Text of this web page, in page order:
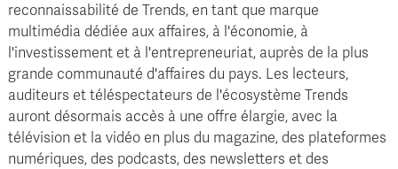
reconnaissabilité de Trends, en tant que marque
multimédia dédiée aux affaires, à l'économie, à
l'investissement et à l'entrepreneuriat, auprès de la plus
grande communauté d'affaires du pays. Les lecteurs,
auditeurs et téléspectateurs de l'écosystème Trends
auront désormais accès à une offre élargie, avec la
télévision et la vidéo en plus du magazine, des plateformes
numériques, des podcasts, des newsletters et des